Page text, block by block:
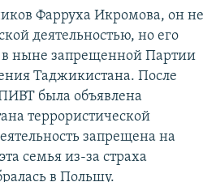
Фарруха Икромова, он не
деятельностью, но его
в ныне запрещенной Партии
Таджикистана. После
была объявлена
террористической
запрещена на
семья из-за страха
в Польшу.